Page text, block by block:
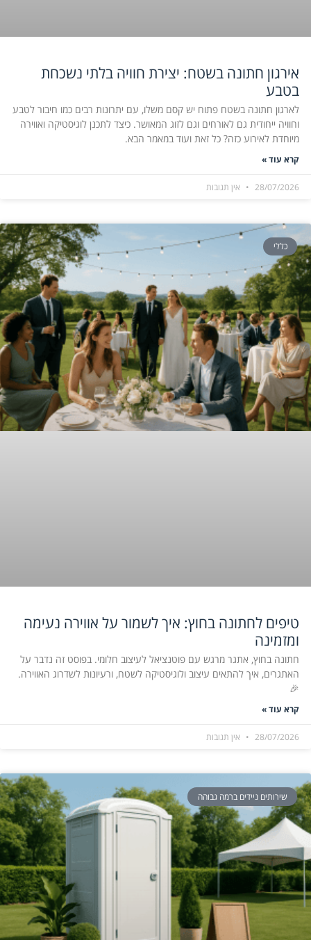
אירגון חתונה בשטח: יצירת חוויה בלתי נשכחת
בטבע
לארגון חתונה בשטח פתוח יש קסם משלו, עם יתרונות רבים כמו חיבור לטבע
וחוויה ייחודית גם לאורחים וגם לזוג המאושר. כיצד לתכנן לוגיסטיקה ואווירה
מיוחדת לאירוע כזה? כל זאת ועוד במאמר הבא.
קרא עוד »
28/07/2026 אין תגובות
כללי
טיפים לחתונה בחוץ: איך לשמור על אווירה נעימה
ומזמינה
חתונה בחוץ, אתגר מרגש עם פוטנציאל לעיצוב חלומי. בפוסט זה נדבר על
האתגרים, איך להתאים עיצוב ולוגיסטיקה לשטח, ורעיונות לשדרוג האווירה.
🎉
קרא עוד »
28/07/2026 אין תגובות
שירותים ניידים ברמה גבוהה